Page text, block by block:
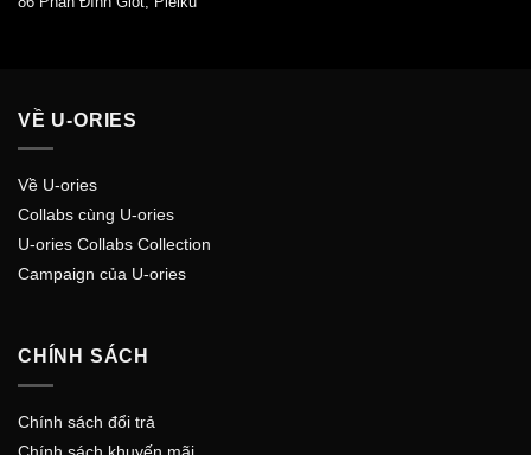
VỀ U-ORIES
Về U-ories
Collabs cùng U-ories
U-ories Collabs Collection
Campaign của U-ories
CHÍNH SÁCH
Chính sách đổi trả
Chính sách khuyến mãi